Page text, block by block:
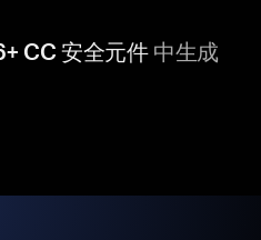
CC 安全元件中生成